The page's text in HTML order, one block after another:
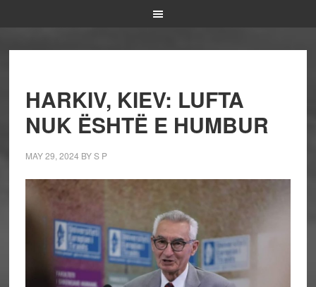
HARKIV, KIEV: LUFTA
NUK ËSHTË E HUMBUR
MAY 29, 2024 BYS P